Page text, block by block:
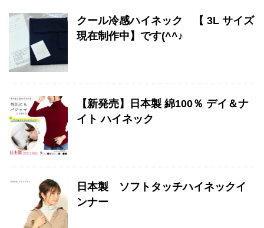
クール冷感ハイネック 【 3L サイズ
現在制作中】です(^^♪
【新発売】日本製 綿100％ デイ＆ナ
イト ハイネック
日本製 ソフトタッチハイネックイ
ンナー